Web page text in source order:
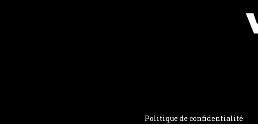
Politique de confidentialité